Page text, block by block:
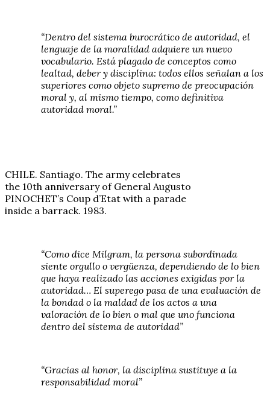
“Dentro del sistema burocrático de autoridad, el
lenguaje de la moralidad adquiere un nuevo
vocabulario. Está plagado de conceptos como
lealtad, deber y disciplina: todos ellos señalan a los
superiores como objeto supremo de preocupación
moral y, al mismo tiempo, como definitiva
autoridad moral.”
CHILE. Santiago. The army celebrates
the 10th anniversary of General Augusto
PINOCHET’s Coup d’Etat with a parade
inside a barrack. 1983.
“Como dice Milgram, la persona subordinada
siente orgullo o vergüenza, dependiendo de lo bien
que haya realizado las acciones exigidas por la
autoridad… El superego pasa de una evaluación de
la bondad o la maldad de los actos a una
valoración de lo bien o mal que uno funciona
dentro del sistema de autoridad”
“Gracias al honor, la disciplina sustituye a la
responsabilidad moral”